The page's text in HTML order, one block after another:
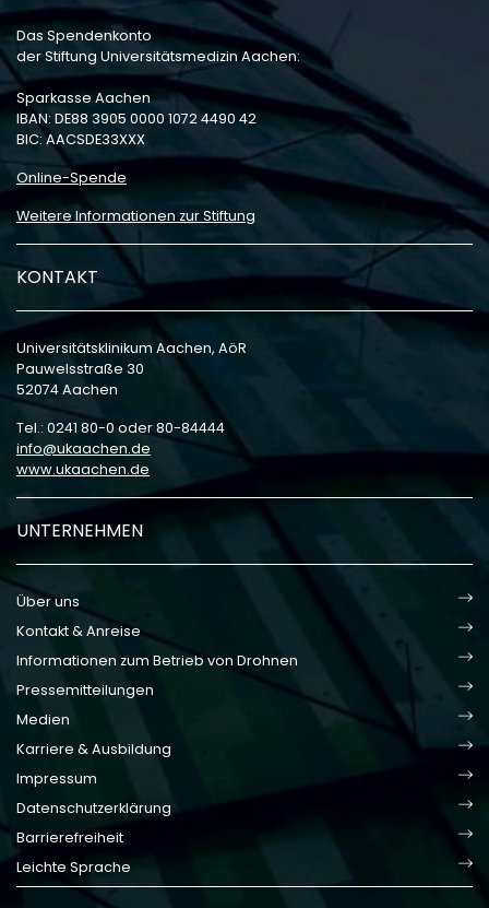
Das Spendenkonto
der Stiftung Universitätsmedizin Aachen:
Sparkasse Aachen
IBAN: DE88 3905 0000 1072 4490 42
BIC: AACSDE33XXX
Online-Spende
Weitere Informationen zur Stiftung
KONTAKT
Universitätsklinikum Aachen, AöR
Pauwelsstraße 30
52074 Aachen
Tel.: 0241 80-0 oder 80-84444
info
ukaachen de
www.ukaachen.de
UNTERNEHMEN
Über uns
Kontakt & Anreise
Informationen zum Betrieb von Drohnen
Pressemitteilungen
Medien
Karriere & Ausbildung
Impressum
Datenschutzerklärung
Barrierefreiheit
Leichte Sprache